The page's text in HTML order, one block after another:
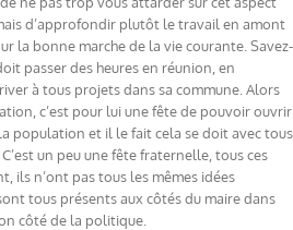
d’approfondir plutôt le travail en amont
la bonne marche de la vie courante. Savez-
passer des heures en réunion, en
à tous projets dans sa commune. Alors
c’est pour lui une fête de pouvoir ouvrir
population et il le fait cela se doit avec tous
un peu une fête fraternelle, tous ces
ils n’ont pas tous les mêmes idées
tous présents aux côtés du maire dans
côté de la politique.